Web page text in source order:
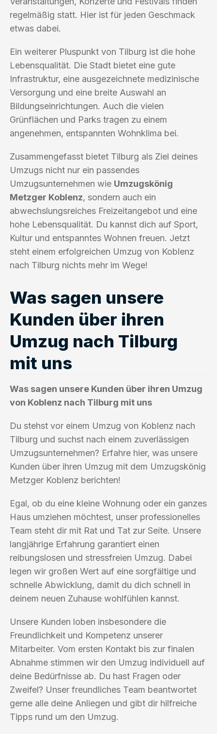
regelmäßig statt. Hier ist für jeden Geschmack
etwas dabei.
Ein weiterer Pluspunkt von Tilburg ist die hohe
Lebensqualität. Die Stadt bietet eine gute
Infrastruktur, eine ausgezeichnete medizinische
Versorgung und eine breite Auswahl an
Bildungseinrichtungen. Auch die vielen
Grünflächen und Parks tragen zu einem
angenehmen, entspannten Wohnklima bei.
Zusammengefasst bietet Tilburg als Ziel deines
Umzugs nicht nur ein passendes
Umzugsunternehmen wie Umzugskönig
Metzger Koblenz, sondern auch ein
abwechslungsreiches Freizeitangebot und eine
hohe Lebensqualität. Du kannst dich auf Sport,
Kultur und entspanntes Wohnen freuen. Jetzt
steht einem erfolgreichen Umzug von Koblenz
nach Tilburg nichts mehr im Wege!
Was sagen unsere
Kunden über ihren
Umzug nach Tilburg
mit uns
Was sagen unsere Kunden über ihren Umzug
von Koblenz nach Tilburg mit uns
Du stehst vor einem Umzug von Koblenz nach
Tilburg und suchst nach einem zuverlässigen
Umzugsunternehmen? Erfahre hier, was unsere
Kunden über ihren Umzug mit dem Umzugskönig
Metzger Koblenz berichten!
Egal, ob du eine kleine Wohnung oder ein ganzes
Haus umziehen möchtest, unser professionelles
Team steht dir mit Rat und Tat zur Seite. Unsere
langjährige Erfahrung garantiert einen
reibungslosen und stressfreien Umzug. Dabei
legen wir großen Wert auf eine sorgfältige und
schnelle Abwicklung, damit du dich schnell in
deinem neuen Zuhause wohlfühlen kannst.
Unsere Kunden loben insbesondere die
Freundlichkeit und Kompetenz unserer
Mitarbeiter. Vom ersten Kontakt bis zur finalen
Abnahme stimmen wir den Umzug individuell auf
deine Bedürfnisse ab. Du hast Fragen oder
Zweifel? Unser freundliches Team beantwortet
gerne alle deine Anliegen und gibt dir hilfreiche
Tipps rund um den Umzug.